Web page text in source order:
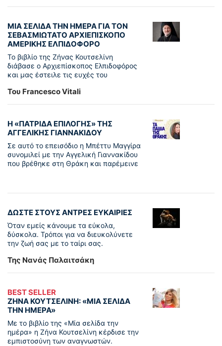
ΜΙΑ ΣΕΛΙΔΑ ΤΗΝ ΗΜΕΡΑ ΓΙΑ ΤΟΝ
ΣΕΒΑΣΜΙΩΤΑΤΟ ΑΡΧΙΕΠΙΣΚΟΠΟ
ΑΜΕΡΙΚΗΣ ΕΛΠΙΔΟΦΟΡΟ
Το βιβλίο της Ζήνας Κουτσελίνη
διάβασε ο Αρχιεπίσκοπος Ελπιδοφόρος
και μας έστειλε τις ευχές του
Του Francesco Vitali
Η «ΠΑΤΡΊΔΑ ΕΠΙΛΟΓΉΣ» ΤΗΣ
ΑΓΓΕΛΙΚΉΣ ΓΙΑΝΝΑΚΊΔΟΥ
Σε αυτό το επεισόδιο η Μπέττυ Μαγγίρα
συνομιλεί με την Αγγελική Γιαννακίδου
που βρέθηκε στη Θράκη και παρέμεινε
ΔΩΣΤΕ ΣΤΟΥΣ ΑΝΤΡΕΣ ΕΥΚΑΙΡΙΕΣ
Όταν εμείς κάνουμε τα εύκολα,
δύσκολα. Τρόποι για να διευκολύνετε
την ζωή σας με το ταίρι σας.
Της Νανάς Παλαιτσάκη
BEST SELLER
ΖΗΝΑ ΚΟΥΤΣΕΛΙΝΗ: «ΜΙΑ ΣΕΛΙΔΑ
ΤΗΝ ΗΜΕΡΑ»
Με το βιβλίο της «Μία σελίδα την
ημέρα» η Ζήνα Κουτσελίνη κέρδισε την
εμπιστοσύνη των αναγνωστών.